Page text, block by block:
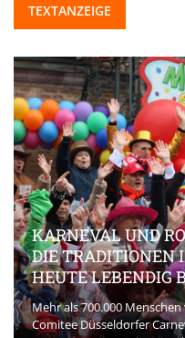
TEXTANZEIGE
KARNEVAL UND
DIE TRADITIONEN
HEUTE LEBENDIG
Mehr als 700.000
Comitee Düsseldorfer